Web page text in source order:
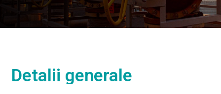
Detalii generale